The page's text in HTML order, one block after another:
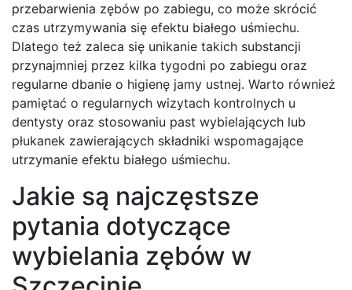
przebarwienia zębów po zabiegu, co może skrócić
czas utrzymywania się efektu białego uśmiechu.
Dlatego też zaleca się unikanie takich substancji
przynajmniej przez kilka tygodni po zabiegu oraz
regularne dbanie o higienę jamy ustnej. Warto również
pamiętać o regularnych wizytach kontrolnych u
dentysty oraz stosowaniu past wybielających lub
płukanek zawierających składniki wspomagające
utrzymanie efektu białego uśmiechu.
Jakie są najczęstsze
pytania dotyczące
wybielania zębów w